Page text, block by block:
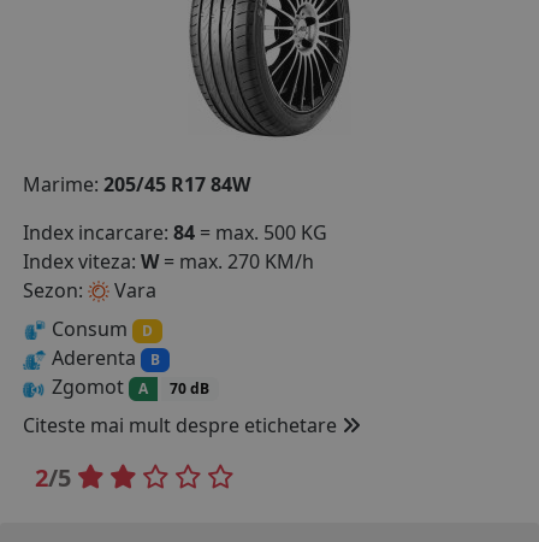
B2B - COLABORARE COMPANII
CONT
CONTACT
0 PRODUSE)
Marime: 205/45 R17 84W
Index incarcare: 84 = max. 500 KG
Index viteza: W= max. 270 KM/h
Sezon:
Vara
Consum
D
Aderenta B
Zgomot A 70 dB
Citeste mai mult despre etichetare
2/5